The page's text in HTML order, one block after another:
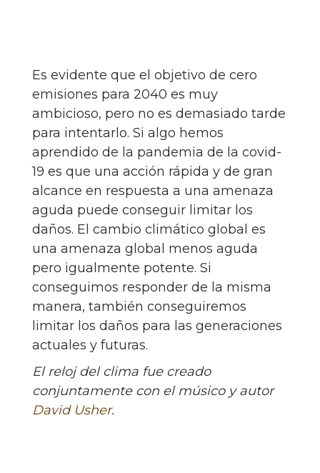
Es evidente que el objetivo de cero
emisiones para 2040 es muy
ambicioso, pero no es demasiado tarde
para intentarlo. Si algo hemos
aprendido de la pandemia de la covid-
19 es que una acción rápida y de gran
alcance en respuesta a una amenaza
aguda puede conseguir limitar los
daños. El cambio climático global es
una amenaza global menos aguda
pero igualmente potente. Si
conseguimos responder de la misma
manera, también conseguiremos
limitar los daños para las generaciones
actuales y futuras.
El reloj del clima fue creado
conjuntamente con el músico y autor
David Usher.